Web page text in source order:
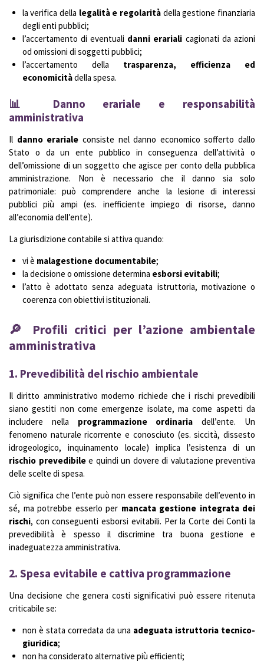
la verifica della legalità e regolaritàdella gestione finanziaria
degli enti pubblici;
l’accertamento di eventuali danni erariali cagionati da azioni
od omissioni di soggetti pubblici;
l’accertamento della trasparenza, efficienza ed
economicitàdella spesa.
📊 Danno erariale e responsabilità
amministrativa
Il danno erariale consiste nel danno economico sofferto dallo
Stato o da un ente pubblico in conseguenza dell’attività o
dell’omissione di un soggetto che agisce per conto della pubblica
amministrazione. Non è necessario che il danno sia solo
patrimoniale: può comprendere anche la lesione di interessi
pubblici più ampi (es. inefficiente impiego di risorse, danno
all’economia dell’ente).
La giurisdizione contabile si attiva quando:
vi è malagestione documentabile;
la decisione o omissione determina esborsi evitabili;
l’atto è adottato senza adeguata istruttoria, motivazione o
coerenza con obiettivi istituzionali.
🔎 Profili critici per l’azione ambientale
amministrativa
1. Prevedibilità del rischio ambientale
Il diritto amministrativo moderno richiede che i rischi prevedibili
siano gestiti non come emergenze isolate, ma come aspetti da
includere nella programmazione ordinaria dell’ente. Un
fenomeno naturale ricorrente e conosciuto (es. siccità, dissesto
idrogeologico, inquinamento locale) implica l’esistenza di un
rischio prevedibilee quindi un dovere di valutazione preventiva
delle scelte di spesa.
Ciò significa che l’ente può non essere responsabile dell’evento in
sé, ma potrebbe esserlo per mancata gestione integrata dei
rischi, con conseguenti esborsi evitabili. Per la Corte dei Conti la
prevedibilità è spesso il discrimine tra buona gestione e
inadeguatezza amministrativa.
2. Spesa evitabile e cattiva programmazione
Una decisione che genera costi significativi può essere ritenuta
criticabile se:
non è stata corredata da una adeguata istruttoria tecnico-
giuridica;
non ha considerato alternative più efficienti;